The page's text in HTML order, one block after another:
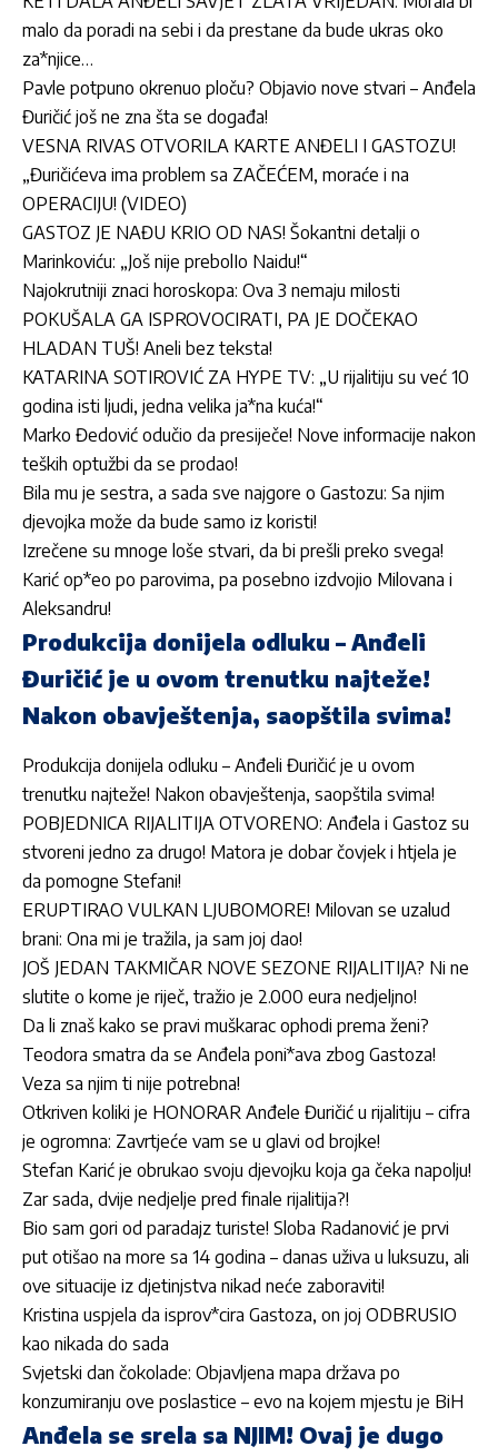
malo da poradi na sebi i da prestane da bude ukras oko
za*njice…
Pavle potpuno okrenuo ploču? Objavio nove stvari – Anđela
Đuričić još ne zna šta se događa!
VESNA RIVAS OTVORILA KARTE ANĐELI I GASTOZU!
„Đuričićeva ima problem sa ZAČEĆEM, moraće i na
OPERACIJU! (VIDEO)
GASTOZ JE NAĐU KRIO OD NAS! Šokantni detalji o
Marinkoviću: „Još nije prebolIo Naidu!“
Najokrutniji znaci horoskopa: Ova 3 nemaju milosti
POKUŠALA GA ISPROVOCIRATI, PA JE DOČEKAO
HLADAN TUŠ! Aneli bez teksta!
KATARINA SOTIROVIĆ ZA HYPE TV: „U rijalitiju su već 10
godina isti ljudi, jedna velika ja*na kuća!“
Marko Đedović odučio da presiječe! Nove informacije nakon
teških optužbi da se prodao!
Bila mu je sestra, a sada sve najgore o Gastozu: Sa njim
djevojka može da bude samo iz koristi!
Izrečene su mnoge loše stvari, da bi prešli preko svega!
Karić op*eo po parovima, pa posebno izdvojio Milovana i
Aleksandru!
Produkcija donijela odluku – Anđeli
Đuričić je u ovom trenutku najteže!
Nakon obavještenja, saopštila svima!
Produkcija donijela odluku – Anđeli Đuričić je u ovom
trenutku najteže! Nakon obavještenja, saopštila svima!
POBJEDNICA RIJALITIJA OTVORENO: Anđela i Gastoz su
stvoreni jedno za drugo! Matora je dobar čovjek i htjela je
da pomogne Stefani!
ERUPTIRAO VULKAN LJUBOMORE! Milovan se uzalud
brani: Ona mi je tražila, ja sam joj dao!
JOŠ JEDAN TAKMIČAR NOVE SEZONE RIJALITIJA? Ni ne
slutite o kome je riječ, tražio je 2.000 eura nedjeljno!
Da li znaš kako se pravi muškarac ophodi prema ženi?
Teodora smatra da se Anđela poni*ava zbog Gastoza!
Veza sa njim ti nije potrebna!
Otkriven koliki je HONORAR Anđele Đuričić u rijalitiju – cifra
je ogromna: Zavrtjeće vam se u glavi od brojke!
Stefan Karić je obrukao svoju djevojku koja ga čeka napolju!
Zar sada, dvije nedjelje pred finale rijalitija?!
Bio sam gori od paradajz turiste! Sloba Radanović je prvi
put otišao na more sa 14 godina – danas uživa u luksuzu, ali
ove situacije iz djetinjstva nikad neće zaboraviti!
Kristina uspjela da isprov*cira Gastoza, on joj ODBRUSIO
kao nikada do sada
Svjetski dan čokolade: Objavljena mapa država po
konzumiranju ove poslastice – evo na kojem mjestu je BiH
Anđela se srela sa NJIM! Ovaj je dugo